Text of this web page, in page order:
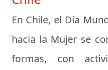
En Chile, el Día
hacia la Mujer se
formas, con